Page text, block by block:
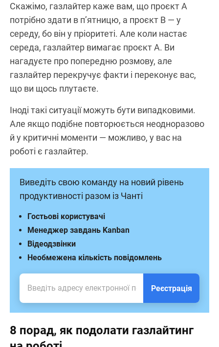
Скажімо, газлайтер каже вам, що проєкт А
потрібно здати в п’ятницю, а проєкт В — у
середу, бо він у пріоритеті. Але коли настає
середа, газлайтер вимагає проєкт А. Ви
нагадуєте про попередню розмову, але
газлайтер перекручує факти і переконує вас,
що ви щось плутаєте.
Іноді такі ситуації можуть бути випадковими.
Але якщо подібне повторюється неодноразово
й у критичні моменти — можливо, у вас на
роботі є газлайтер.
Виведіть свою команду на новий рівень
продуктивності разом із Чанті
Необмежена кількість повідомлень
Відеодзвінки
Менеджер завдань Kanban
Гостьові користувачі
Реєстрація
8 порад, як подолати газлайтинг